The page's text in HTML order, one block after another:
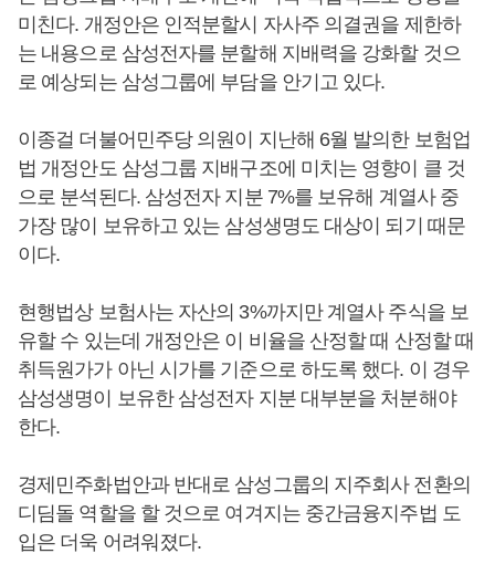
미친다. 개정안은 인적분할시 자사주 의결권을 제한하
는 내용으로 삼성전자를 분할해 지배력을 강화할 것으
로 예상되는 삼성그룹에 부담을 안기고 있다.
이종걸 더불어민주당 의원이 지난해 6월 발의한 보험업
법 개정안도 삼성그룹 지배구조에 미치는 영향이 클 것
으로 분석된다. 삼성전자 지분 7%를 보유해 계열사 중
가장 많이 보유하고 있는 삼성생명도 대상이 되기 때문
이다.
현행법상 보험사는 자산의 3%까지만 계열사 주식을 보
유할 수 있는데 개정안은 이 비율을 산정할 때 산정할 때
취득원가가 아닌 시가를 기준으로 하도록 했다. 이 경우
삼성생명이 보유한 삼성전자 지분 대부분을 처분해야
한다.
경제민주화법안과 반대로 삼성그룹의 지주회사 전환의
디딤돌 역할을 할 것으로 여겨지는 중간금융지주법 도
입은 더욱 어려워졌다.